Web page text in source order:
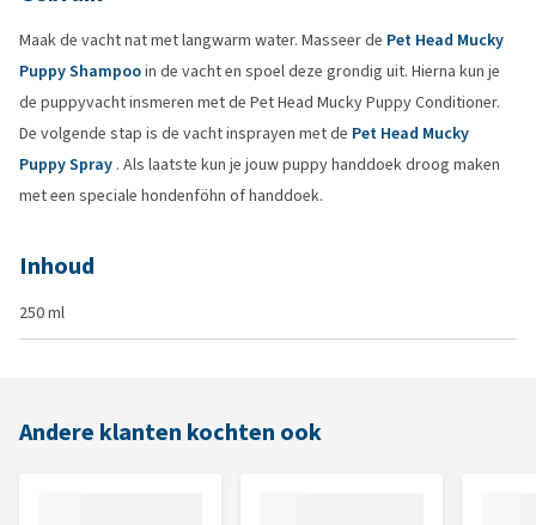
Maak de vacht nat met langwarm water. Masseer de Pet Head Mucky
Puppy Shampooin de vacht en spoel deze grondig uit. Hierna kun je
de puppyvacht insmeren met de Pet Head Mucky Puppy Conditioner.
De volgende stap is de vacht insprayen met de Pet Head Mucky
Puppy Spray . Als laatste kun je jouw puppy handdoek droog maken
met een speciale hondenföhn of handdoek.
Inhoud
250 ml
Andere klanten kochten ook